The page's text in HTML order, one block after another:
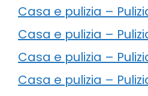
Casa e pulizia –
Casa e pulizia –
Casa e pulizia –
Casa e pulizia –